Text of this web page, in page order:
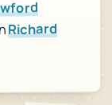
Richard